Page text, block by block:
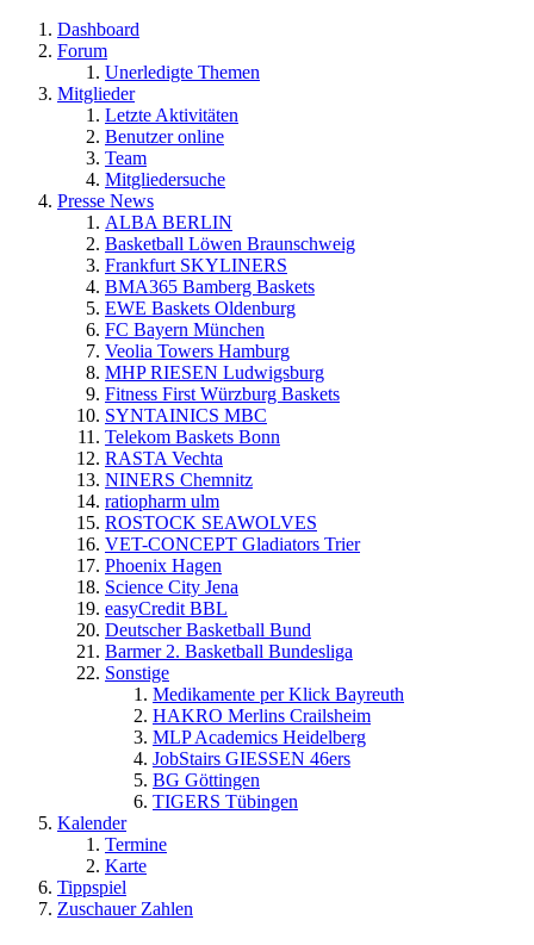
Dashboard
Forum
Unerledigte Themen
Mitglieder
Letzte Aktivitäten
Benutzer online
Team
Mitgliedersuche
Presse News
ALBA BERLIN
Basketball Löwen Braunschweig
Frankfurt SKYLINERS
BMA365 Bamberg Baskets
EWE Baskets Oldenburg
FC Bayern München
Veolia Towers Hamburg
MHP RIESEN Ludwigsburg
Fitness First Würzburg Baskets
SYNTAINICS MBC
Telekom Baskets Bonn
RASTA Vechta
NINERS Chemnitz
ratiopharm ulm
ROSTOCK SEAWOLVES
VET-CONCEPT Gladiators Trier
Phoenix Hagen
Science City Jena
easyCredit BBL
Deutscher Basketball Bund
Barmer 2. Basketball Bundesliga
Sonstige
Medikamente per Klick Bayreuth
HAKRO Merlins Crailsheim
MLP Academics Heidelberg
JobStairs GIESSEN 46ers
BG Göttingen
TIGERS Tübingen
Kalender
Termine
Karte
Tippspiel
Zuschauer Zahlen